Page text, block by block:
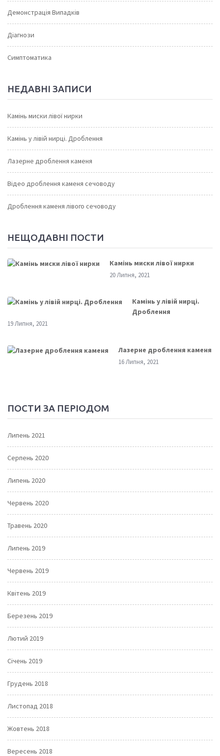
Демонстрація Випадків
Діагнози
Симптоматика
НЕДАВНІ ЗАПИСИ
Камінь миски лівої нирки
Камінь у лівій нирці. Дроблення
Лазерне дроблення каменя
Відео дроблення каменя сечоводу
Дроблення каменя лівого сечоводу
НЕЩОДАВНІ ПОСТИ
Камінь миски лівої нирки
20 Липня, 2021
Камінь у лівій нирці.
Дроблення
19 Липня, 2021
Лазерне дроблення каменя
16 Липня, 2021
ПОСТИ ЗА ПЕРІОДОМ
Липень 2021
Серпень 2020
Липень 2020
Червень 2020
Травень 2020
Липень 2019
Червень 2019
Квітень 2019
Березень 2019
Лютий 2019
Січень 2019
Грудень 2018
Листопад 2018
Жовтень 2018
Вересень 2018